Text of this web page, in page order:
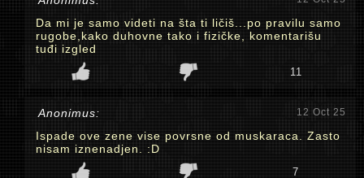
Da mi je samo videti na šta ti ličiš...po pravilu samo
rugobe,kako duhovne tako i fizičke, komentarišu
tuđi izgled
11
Anonimus: 12 Oct 25
Ispade ove zene vise povrsne od muskaraca. Zasto
nisam iznenadjen. :D
7